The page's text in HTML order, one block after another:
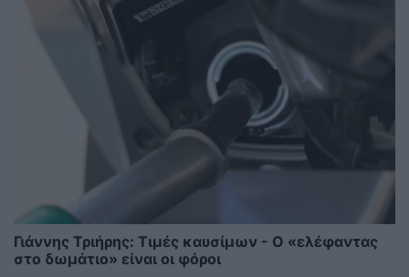
Γιάννης Τριήρης: Τιμές καυσίμων - Ο «ελέφαντας
στο δωμάτιο» είναι οι φόροι